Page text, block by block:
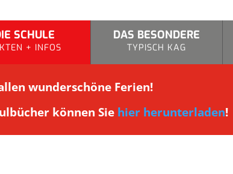
SCHULE
+ INFOS
DAS BESONDERE
TYPISCH KAG
wunderschöne Ferien!
können Sie hier herunterladen!